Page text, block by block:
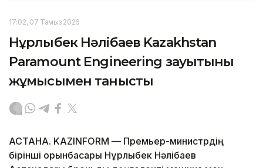
17:02, 07 Тамыз 2026
Нұрлыбек Нәлібаев Kazakhstan
Paramount Engineering зауытының
жұмысымен танысты
АСТАНА. KAZINFORM — Премьер-министрдің
бірінші орынбасары Нұрлыбек Нәлібаев